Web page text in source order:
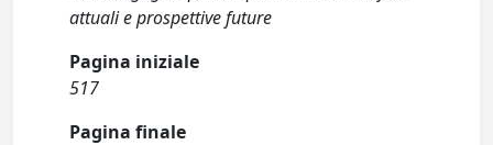
attuali e prospettive future
Pagina iniziale
517
Pagina finale